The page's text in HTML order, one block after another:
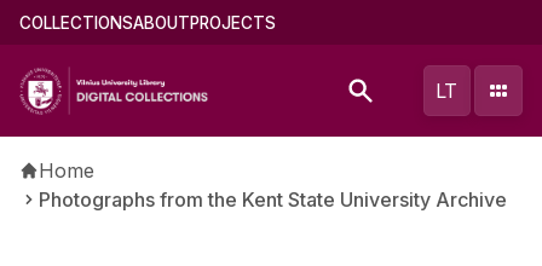
Skip
main
content
Main
(english)
COLLECTIONSABOUTPROJECTS
LT
Breadcrumb
Home
Photographs from the Kent State University Archive